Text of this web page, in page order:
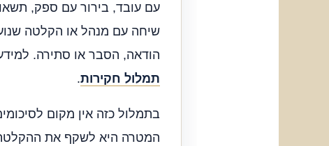
עם עובד, בירור עם ספק,
שיחה עם מנהל או הקלטה
הודאה, הסבר או סתירה.
תמלול חקירות.
בתמלול כזה אין מקום
המטרה היא לשקף את